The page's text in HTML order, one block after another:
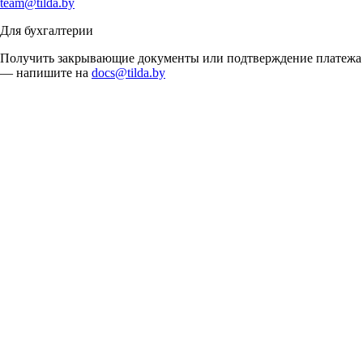
team@tilda.by
Для бухгалтерии
Получить закрывающие документы или подтверждение платежа
— напишите на docs@tilda.by